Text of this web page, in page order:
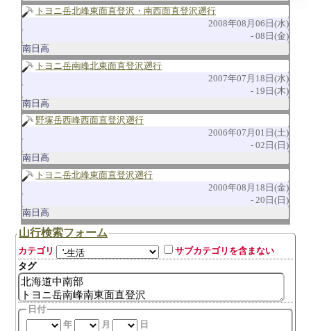
トヨニ岳北峰東面直登沢・南西面直登沢遡行
2008年08月06日(水)
08日(金)
南日高
トヨニ岳南峰北東面直登沢遡行
2007年07月18日(水)
19日(木)
南日高
野塚岳西峰西面直登沢遡行
2006年07月01日(土)
02日(日)
南日高
トヨニ岳北峰東面直登沢遡行
2000年08月18日(金)
20日(日)
南日高
山行検索フォーム
カテゴリ
サブカテゴリを含まない
タグ
日付
年
月 日